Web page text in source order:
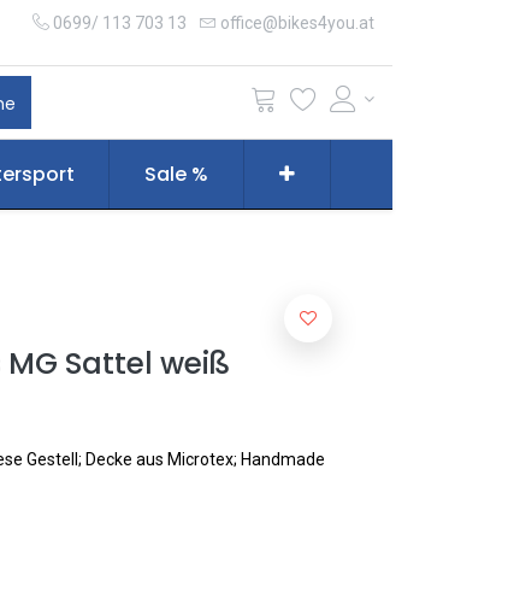
0699/ 113 703 13 office@bikes4you.at
Sale %
MG Sattel weiß
Gestell; Decke aus Microtex; Handmade